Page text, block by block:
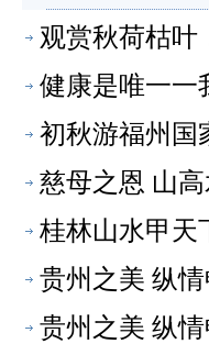
观赏秋荷枯叶
健康是唯一一
初秋游福州国
慈母之恩 山
桂林山水甲天
贵州之美 纵
贵州之美 纵